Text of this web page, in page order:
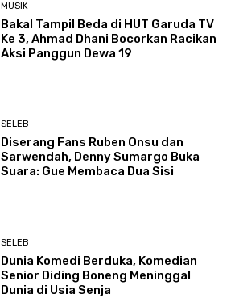
MUSIK
Bakal Tampil Beda di HUT Garuda TV
Ke 3, Ahmad Dhani Bocorkan Racikan
Aksi Panggun Dewa 19
SELEB
Diserang Fans Ruben Onsu dan
Sarwendah, Denny Sumargo Buka
Suara: Gue Membaca Dua Sisi
SELEB
Dunia Komedi Berduka, Komedian
Senior Diding Boneng Meninggal
Dunia di Usia Senja